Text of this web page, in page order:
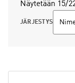
Näytetään 15/
JÄRJESTYS